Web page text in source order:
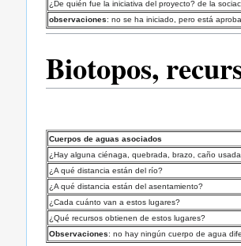
¿De quién fue la iniciativa del proyecto? de la
observaciones: no se ha iniciado, pero está
Biotopos,
Cuerpos de aguas asociados
¿Hay alguna ciénaga, quebrada, brazo, caño
¿A qué distancia están del río?
¿A qué distancia están del asentamiento?
¿Cada cuánto van a estos lugares?
¿Qué recursos obtienen de estos lugares?
Observaciones: no hay ningún cuerpo de agua